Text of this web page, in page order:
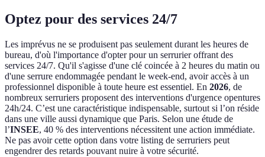
Optez pour des services 24/7
Les imprévus ne se produisent pas seulement durant les heures de
bureau, d'où l'importance d'opter pour un serrurier offrant des
services 24/7. Qu'il s'agisse d'une clé coincée à 2 heures du matin ou
d'une serrure endommagée pendant le week-end, avoir accès à un
professionnel disponible à toute heure est essentiel. En 2026, de
nombreux serruriers proposent des interventions d'urgence opentures
24h/24. C’est une caractéristique indispensable, surtout si l’on réside
dans une ville aussi dynamique que Paris. Selon une étude de
l’INSEE, 40 % des interventions nécessitent une action immédiate.
Ne pas avoir cette option dans votre listing de serruriers peut
engendrer des retards pouvant nuire à votre sécurité.